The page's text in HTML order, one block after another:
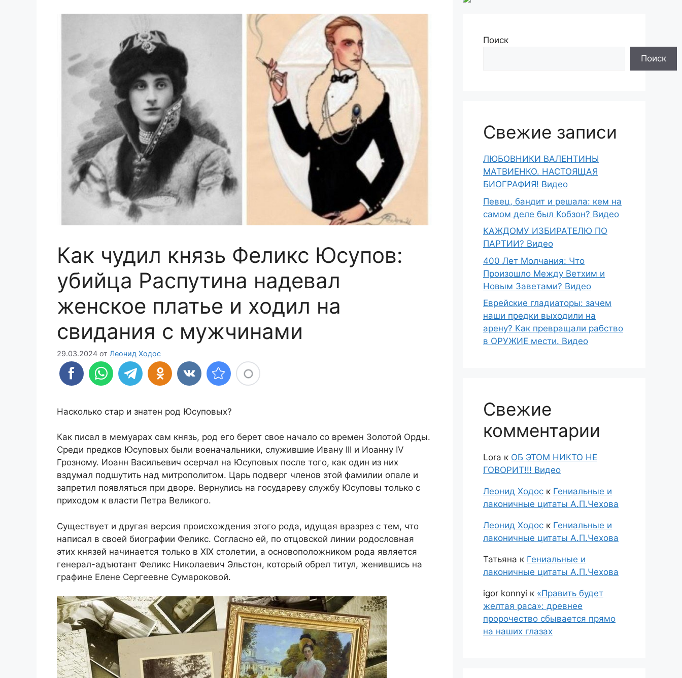
Как чудил князь Феликс Юсупов:
убийца Распутина надевал
женское платье и ходил на
свидания с мужчинами
29.03.2024 от Леонид Ходос
Насколько стар и знатен род Юсуповых?
Как писал в мемуарах сам князь, род его берет свое начало со времен Золотой Орды.
Среди предков Юсуповых были военачальники, служившие Ивану III и Иоанну IV
Грозному. Иоанн Васильевич осерчал на Юсуповых после того, как один из них
вздумал подшутить над митрополитом. Царь подверг членов этой фамилии опале и
запретил появляться при дворе. Вернулись на государеву службу Юсуповы только с
приходом к власти Петра Великого.
Существует и другая версия происхождения этого рода, идущая вразрез с тем, что
написал в своей биографии Феликс. Согласно ей, по отцовской линии родословная
этих князей начинается только в XIX столетии, а основоположником рода является
генерал-адъютант Феликс Николаевич Эльстон, который обрел титул, женившись на
графине Елене Сергеевне Сумароковой.
Поиск
Поиск
Свежие записи
ЛЮБОВНИКИ ВАЛЕНТИНЫ
МАТВИЕНКО. НАСТОЯЩАЯ
БИОГРАФИЯ! Видео
Певец, бандит и решала: кем на
самом деле был Кобзон? Видео
КАЖДОМУ ИЗБИРАТЕЛЮ ПО
ПАРТИИ? Видео
400 Лет Молчания: Что
Произошло Между Ветхим и
Новым Заветами? Видео
Еврейские гладиаторы: зачем
наши предки выходили на
арену? Как превращали рабство
в ОРУЖИЕ мести. Видео
Свежие
комментарии
Lora к ОБ ЭТОМ НИКТО НЕ
ГОВОРИТ!!! Видео
Леонид Ходос к Гениальные и
лаконичные цитаты А.П.Чехова
Леонид Ходос к Гениальные и
лаконичные цитаты А.П.Чехова
Татьяна к Гениальные и
лаконичные цитаты А.П.Чехова
igor konnyi к «Править будет
желтая раса»: древнее
пророчество сбывается прямо
на наших глазах